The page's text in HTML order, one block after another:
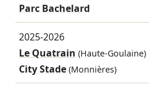
Parc Bachelard
2025-2026
Le Quatrain (Haute-Goulaine)
City Stade (Monnières)